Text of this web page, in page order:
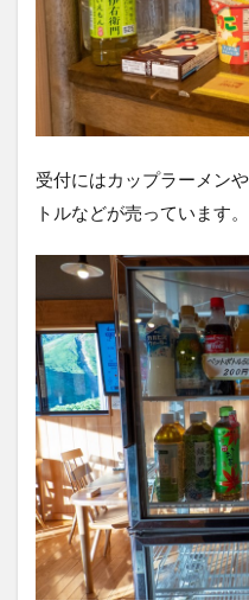
受付にはカップラーメン
トルなどが売っています。